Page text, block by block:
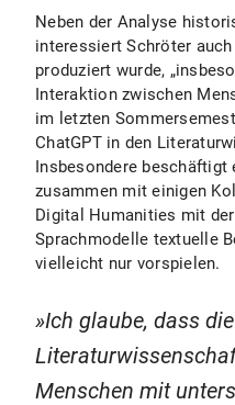
Neben der Analyse
interessiert Schröter
produziert wurde,
Interaktion zwischen
im letzten
ChatGPT in den
Insbesondere beschäftigt
zusammen mit einigen
Digital Humanities mit
Sprachmodelle textuelle
vielleicht nur vorspielen.
Ich glaube, dass
Menschen mit